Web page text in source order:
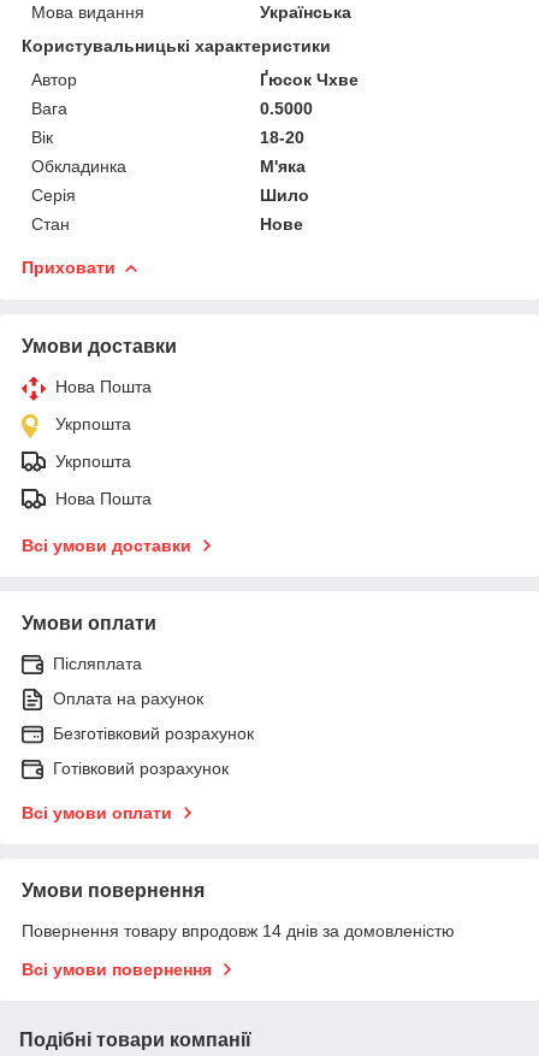
Мова видання
Українська
Користувальницькі характеристики
Автор
Ґюсок Чхве
Вага
0.5000
Вік
18-20
Обкладинка
М'яка
Серія
Шило
Стан
Нове
Приховати
Умови доставки
Нова Пошта
Укрпошта
Укрпошта
Нова Пошта
Всі умови доставки
Умови оплати
Післяплата
Оплата на рахунок
Безготівковий розрахунок
Готівковий розрахунок
Всі умови оплати
Умови повернення
Повернення товару впродовж 14 днів за домовленістю
Всі умови повернення
Подібні товари компанії